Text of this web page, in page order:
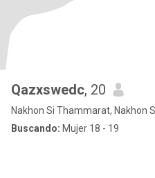
Qazxswedc, 20
Nakhon Si Thammarat, Nakhon
Buscando: Mujer 18 - 19